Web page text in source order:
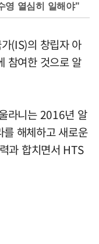
영 열심히 일해야"
(IS)의 창립자 아
참여한 것으로 알
라니는 2016년 알
해체하고 새로운
과 합치면서 HTS